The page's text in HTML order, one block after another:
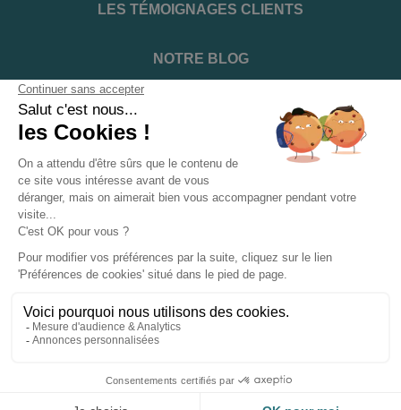
LES TÉMOIGNAGES CLIENTS
NOTRE BLOG
DEVENIR INSTALLATEUR
NOTRE SERVICE APRÈS VENTE
NOS PARTENAIRES OFFICIELS
INFORMATIONS ET CONDITIONS